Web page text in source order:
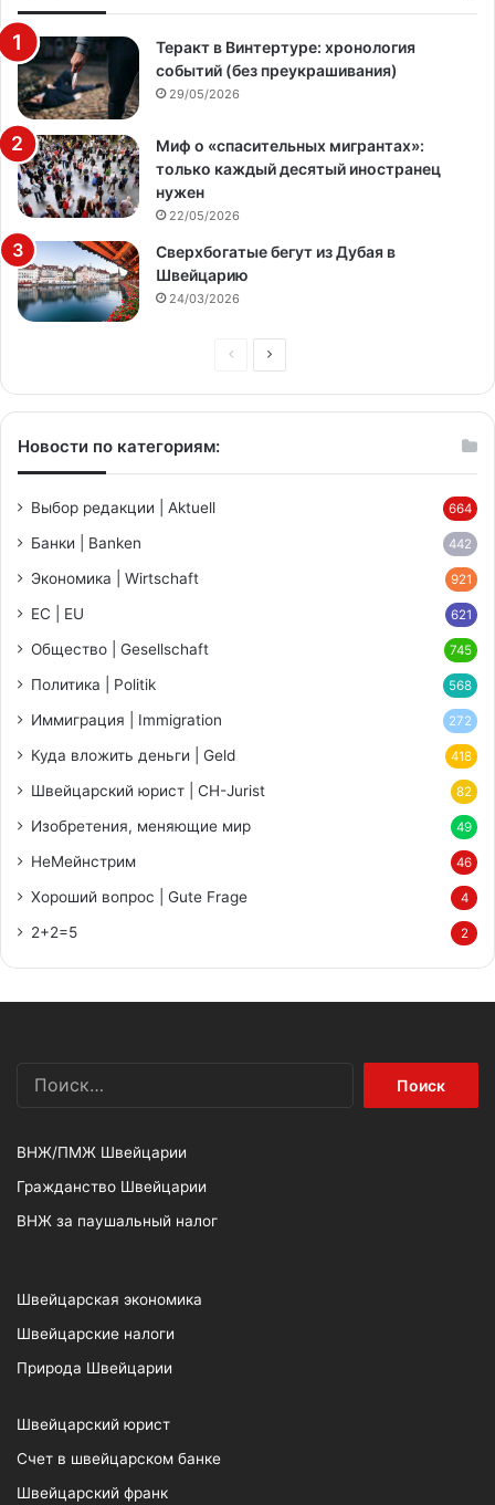
Теракт в Винтертуре: хронология
событий (без преукрашивания)
29/05/2026
Миф о «спасительных мигрантах»:
только каждый десятый иностранец
нужен
22/05/2026
Сверхбогатые бегут из Дубая в
Швейцарию
24/03/2026
Предыдущая
Следующая
Новости по категориям:
Выбор редакции | Aktuell 664
Банки | Banken 442
Экономика | Wirtschaft 921
ЕС | EU 621
Общество | Gesellschaft 745
Политика | Politik 568
Иммиграция | Immigration 272
Куда вложить деньги | Geld 418
Швейцарский юрист | CH-Jurist 82
Изобретения, меняющие мир 49
НеМейнстрим 46
Хороший вопрос | Gute Frage 4
2+2=5 2
ВНЖ/ПМЖ Швейцарии
Гражданство Швейцарии
ВНЖ за паушальный налог
Швейцарская экономика
Швейцарские налоги
Природа Швейцарии
Швейцарский юрист
Счет в швейцарском банке
Швейцарский франк